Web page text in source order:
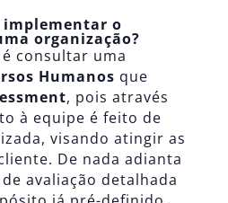
implementar o
organização?
consultar uma
Humanos que
, pois através
à equipe é feito de
visando atingir as
De nada adianta
avaliação detalhada